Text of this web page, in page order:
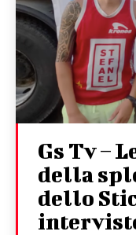
Gs Tv –
della
dello